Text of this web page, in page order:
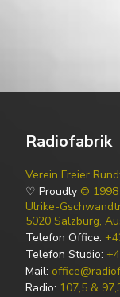
Radiofabrik
Verein Freier
♡ Proudly © 1998
Ulrike-
5020 Salzburg,
Telefon Office:
Telefon Studio:
Mail:
Radio: 107,5 &